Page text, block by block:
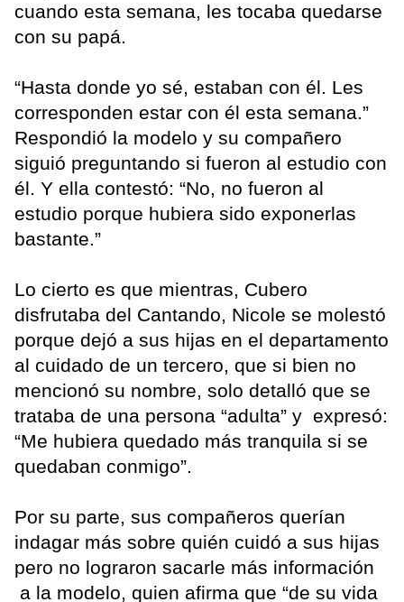
cuando esta semana, les tocaba quedarse
con su papá.
“Hasta donde yo sé, estaban con él. Les
corresponden estar con él esta semana.”
Respondió la modelo y su compañero
siguió preguntando si fueron al estudio con
él. Y ella contestó: “No, no fueron al
estudio porque hubiera sido exponerlas
bastante.”
Lo cierto es que mientras, Cubero
disfrutaba del Cantando, Nicole se molestó
porque dejó a sus hijas en el departamento
al cuidado de un tercero, que si bien no
mencionó su nombre, solo detalló que se
trataba de una persona “adulta” y expresó:
“Me hubiera quedado más tranquila si se
quedaban conmigo”.
Por su parte, sus compañeros querían
indagar más sobre quién cuidó a sus hijas
pero no lograron sacarle más información
a la modelo, quien afirma que “de su vida